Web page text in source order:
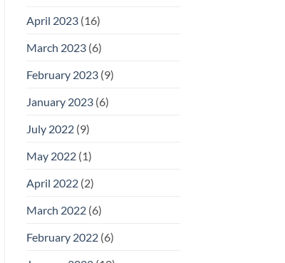
April 2023(16)
March 2023(6)
February 2023(9)
January 2023(6)
July 2022(9)
May 2022(1)
April 2022(2)
March 2022(6)
February 2022(6)